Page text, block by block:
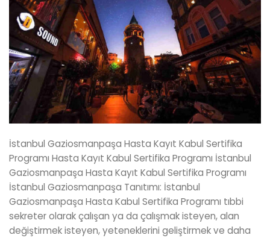
İstanbul Gaziosmanpaşa Hasta Kayıt Kabul Sertifika
Programı Hasta Kayıt Kabul Sertifika Programı İstanbul
Gaziosmanpaşa Hasta Kayıt Kabul Sertifika Programı
İstanbul Gaziosmanpaşa Tanıtımı: İstanbul
Gaziosmanpaşa Hasta Kabul Sertifika Programı tıbbi
sekreter olarak çalışan ya da çalışmak isteyen, alan
değiştirmek isteyen, yeteneklerini geliştirmek ve daha